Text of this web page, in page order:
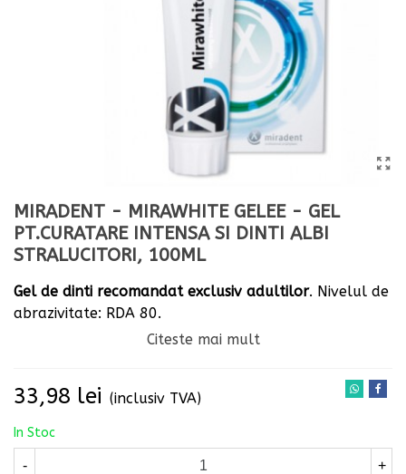
MIRADENT - MIRAWHITE GELEE - GEL
PT.CURATARE INTENSA SI DINTI ALBI
STRALUCITORI, 100ML
Gel de dinti recomandat exclusiv adultilor. Nivelul de
abrazivitate: RDA 80.
Contine fluorura de sodiu (1450 ppm F).
Citeste mai mult
33,98 lei (inclusiv TVA)
In Stoc
- +